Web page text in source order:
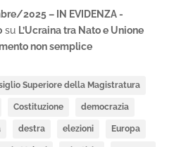
2025 – IN EVIDENZA -
su L’Ucraina tra Nato e Unione
non semplice
Superiore della Magistratura
Costituzione democrazia
destra elezioni Europa